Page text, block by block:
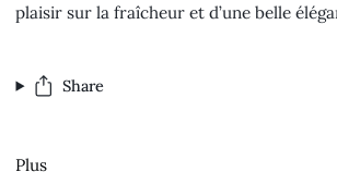
plaisir sur la fraîcheur et d’une belle
Share
Plus